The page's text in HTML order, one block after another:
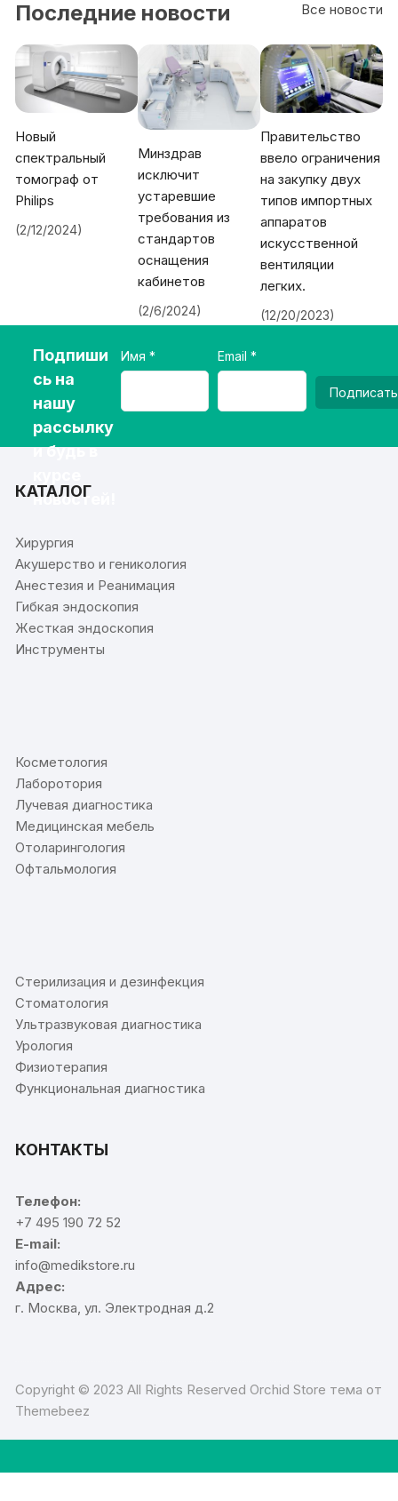
Все новости
Последние новости
Новый
спектральный
томограф от
Philips
(2/12/2024)
Минздрав
исключит
устаревшие
требования из
стандартов
оснащения
кабинетов
(2/6/2024)
Правительство
ввело ограничения
на закупку двух
типов импортных
аппаратов
искусственной
вентиляции
легких.
(12/20/2023)
Подпиши
сь на
нашу
рассылку
и будь в
новостей!
Имя Email
КАТАЛОГ
Хирургия
Акушерство и геникология
Анестезия и Реанимация
Гибкая эндоскопия
Жесткая эндоскопия
Инструменты
Косметология
Лаборотория
Лучевая диагностика
Медицинская мебель
Отоларингология
Офтальмология
Стерилизация и дезинфекция
Стоматология
Ультразвуковая диагностика
Урология
Физиотерапия
Функциональная диагностика
КОНТАКТЫ
Телефон:
+7 495 190 72 52
E-mail:
info@medikstore.ru
Адрес:
г. Москва, ул. Электродная д.2
Copyright © 2023 All Rights Reserved Orchid Store тема от
Themebeez